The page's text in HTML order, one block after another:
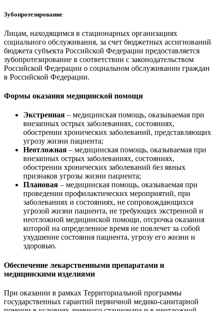
Зубопротезирование
Лицам, находящимся в стационарных организациях
социального обслуживания, за счет бюджетных ассигнований
бюджета субъекта Российской Федерации предоставляется
зубопротезирование в соответствии с законодательством
Российской Федерации о социальном обслуживании граждан
в Российской Федерации.
Формы оказания медицинской помощи
Экстренная – медицинская помощь, оказываемая при
внезапных острых заболеваниях, состояниях,
обострении хронических заболеваний, представляющих
угрозу жизни пациента;
Неотложная – медицинская помощь, оказываемая при
внезапных острых заболеваниях, состояниях,
обострении хронических заболеваний без явных
признаков угрозы жизни пациента;
Плановая – медицинская помощь, оказываемая при
проведении профилактических мероприятий, при
заболеваниях и состояниях, не сопровождающихся
угрозой жизни пациента, не требующих экстренной и
неотложной медицинской помощи, отсрочка оказания
которой на определенное время не повлечет за собой
ухудшение состояния пациента, угрозу его жизни и
здоровью.
Обеспечение лекарственными препаратами и
медицинскими изделиями
При оказании в рамках Территориальной программы
государственных гарантий первичной медико-санитарной